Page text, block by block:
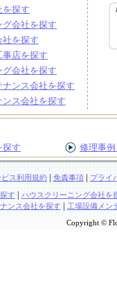
を探す
会社を探す
社を探す
事店を探す
会社を探す
ンス会社を探す
ス会社を探す
探す 修理事
ス利用規約| 免責事項| プライ
す | ハウスクリーニング会社を
ンス会社を探す| 工場設備メン
Copyright ©